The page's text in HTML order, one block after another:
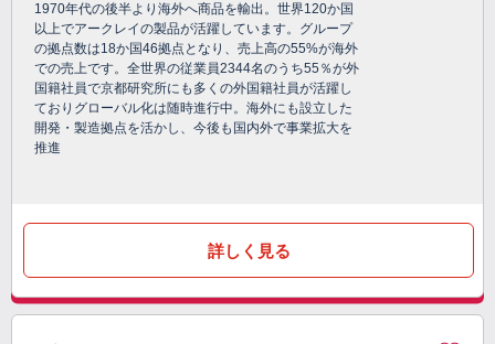
1970年代の後半より海外へ商品を輸出。世界120か国
以上でアークレイの製品が活躍しています。グループ
の拠点数は18か国46拠点となり、売上高の55%が海外
での売上です。全世界の従業員2344名のうち55％が外
国籍社員で京都研究所にも多くの外国籍社員が活躍し
ておりグローバル化は随時進行中。海外にも設立した
開発・製造拠点を活かし、今後も国内外で事業拡大を
推進
詳しく見る